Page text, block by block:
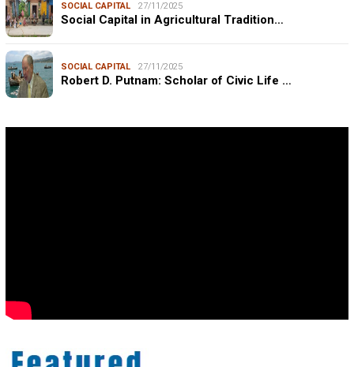
SOCIAL CAPITAL 27/11/2025
Social Capital in Agricultural Tradition…
SOCIAL CAPITAL 27/11/2025
Robert D. Putnam: Scholar of Civic Life …